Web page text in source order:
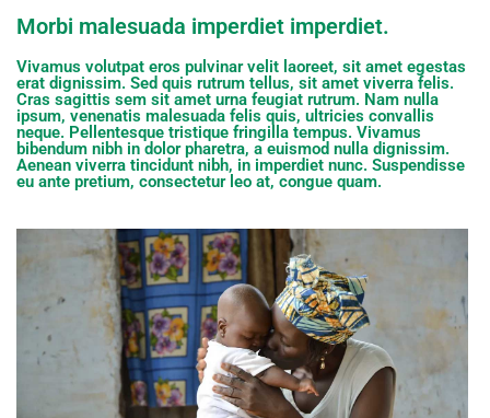
Morbi malesuada imperdiet imperdiet.
Vivamus volutpat eros pulvinar velit laoreet, sit amet egestas
erat dignissim. Sed quis rutrum tellus, sit amet viverra felis.
Cras sagittis sem sit amet urna feugiat rutrum. Nam nulla
ipsum, venenatis malesuada felis quis, ultricies convallis
neque. Pellentesque tristique fringilla tempus. Vivamus
bibendum nibh in dolor pharetra, a euismod nulla dignissim.
Aenean viverra tincidunt nibh, in imperdiet nunc. Suspendisse
eu ante pretium, consectetur leo at, congue quam.